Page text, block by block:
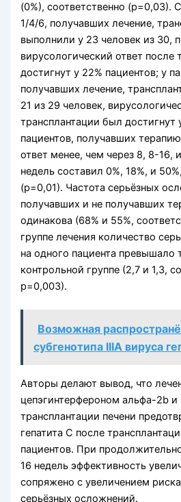
(0%), соответственно (р=0,03).
1/4/6, получавших лечение,
выполнили у 23 человек из 30,
вирусологический ответ после
достигнут у 22% пациентов; у
получавших лечение,
21 из 29 человек,
трансплантации был достигнут
пациентов, получавших
ответ менее, чем через 8, 8-16,
недель составил 0%, 18%, и
(р=0,01). Частота серьёзных
получавших и не получавших
одинакова (68% и 55%,
группе лечения количество
на одного пациента превышало
контрольной группе (2,7 и 1,3,
р=0,003).
Возможная
субгенотипа IIIA вируса
Авторы делают вывод, что
цепэгинтерфероном альфа-2b
трансплантации печени
гепатита С после
пациентов. При
16 недель эффективность
сопряжено с увеличением
серьёзных осложнений.